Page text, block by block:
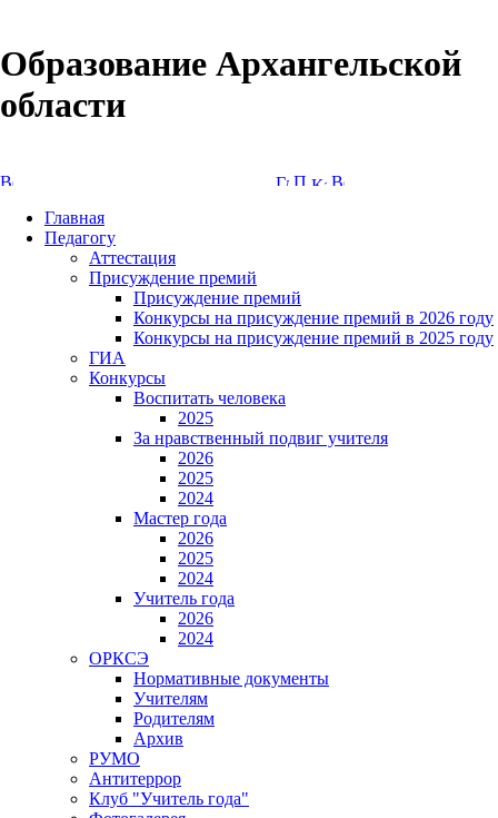
Образование Архангельской
области
Главная
Педагогу
Аттестация
Присуждение премий
Присуждение премий
Конкурсы на присуждение премий в 2026 году
Конкурсы на присуждение премий в 2025 году
ГИА
Конкурсы
Воспитать человека
2025
За нравственный подвиг учителя
2026
2025
2024
Мастер года
2026
2025
2024
Учитель года
2026
2024
ОРКСЭ
Нормативные документы
Учителям
Родителям
Архив
РУМО
Антитеррор
Клуб "Учитель года"